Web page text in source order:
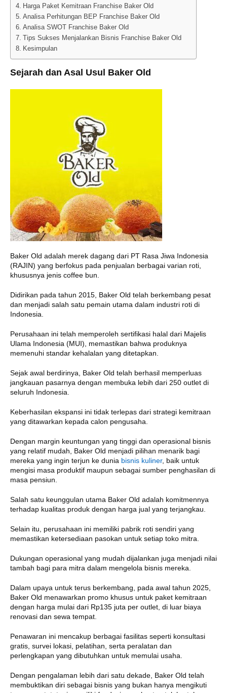
Harga Paket Kemitraan Franchise Baker Old
Analisa Perhitungan BEP Franchise Baker Old
Analisa SWOT Franchise Baker Old
Tips Sukses Menjalankan Bisnis Franchise Baker Old
Kesimpulan
Sejarah dan Asal Usul Baker Old
Baker Old adalah merek dagang dari PT Rasa Jiwa Indonesia
(RAJIN) yang berfokus pada penjualan berbagai varian roti,
khususnya jenis coffee bun.
Didirikan pada tahun 2015, Baker Old telah berkembang pesat
dan menjadi salah satu pemain utama dalam industri roti di
Indonesia.
Perusahaan ini telah memperoleh sertifikasi halal dari Majelis
Ulama Indonesia (MUI), memastikan bahwa produknya
memenuhi standar kehalalan yang ditetapkan.
Sejak awal berdirinya, Baker Old telah berhasil memperluas
jangkauan pasarnya dengan membuka lebih dari 250 outlet di
seluruh Indonesia.
Keberhasilan ekspansi ini tidak terlepas dari strategi kemitraan
yang ditawarkan kepada calon pengusaha.
Dengan margin keuntungan yang tinggi dan operasional bisnis
yang relatif mudah, Baker Old menjadi pilihan menarik bagi
mereka yang ingin terjun ke dunia bisnis kuliner, baik untuk
mengisi masa produktif maupun sebagai sumber penghasilan di
masa pensiun.
Salah satu keunggulan utama Baker Old adalah komitmennya
terhadap kualitas produk dengan harga jual yang terjangkau.
Selain itu, perusahaan ini memiliki pabrik roti sendiri yang
memastikan ketersediaan pasokan untuk setiap toko mitra.
Dukungan operasional yang mudah dijalankan juga menjadi nilai
tambah bagi para mitra dalam mengelola bisnis mereka.
Dalam upaya untuk terus berkembang, pada awal tahun 2025,
Baker Old menawarkan promo khusus untuk paket kemitraan
dengan harga mulai dari Rp135 juta per outlet, di luar biaya
renovasi dan sewa tempat.
Penawaran ini mencakup berbagai fasilitas seperti konsultasi
gratis, survei lokasi, pelatihan, serta peralatan dan
perlengkapan yang dibutuhkan untuk memulai usaha.
Dengan pengalaman lebih dari satu dekade, Baker Old telah
membuktikan diri sebagai bisnis yang bukan hanya mengikuti